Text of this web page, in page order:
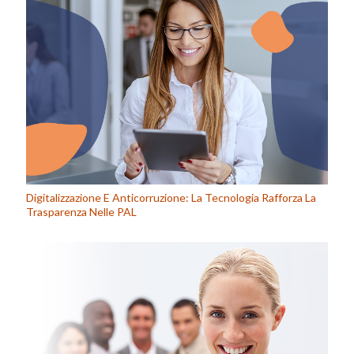
Digitalizzazione E Anticorruzione: La Tecnologia Rafforza La
Trasparenza Nelle PAL